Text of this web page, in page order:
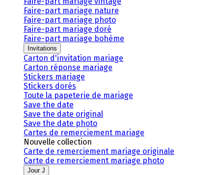
Faire-part mariage nature
Faire-part mariage photo
Faire-part mariage doré
Faire-part mariage bohème
Invitations
Carton d'invitation mariage
Carton réponse mariage
Stickers mariage
Stickers dorés
Toute la papeterie de mariage
Save the date
Save the date original
Save the date photo
Cartes de remerciement mariage
Nouvelle collection
Carte de remerciement mariage originale
Carte de remerciement mariage photo
Jour J